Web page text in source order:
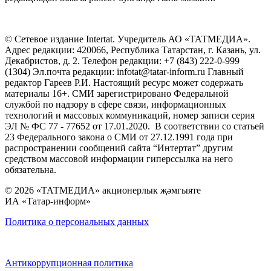
© Сетевое издание Intertat. Учредитель АО «ТАТМЕДИА».
Адрес редакции: 420066, Республика Татарстан, г. Казань, ул.
Декабристов, д. 2. Телефон редакции: +7 (843) 222-0-999
(1304) Эл.почта редакции: infotat@tatar-inform.ru Главный
редактор Гареев Р.И. Настоящий ресурс может содержать
материалы 16+. СМИ зарегистрировано Федеральной
службой по надзору в сфере связи, информационных
технологий и массовых коммуникаций, номер записи серия
ЭЛ № ФС 77 - 77652 от 17.01.2020. В соответствии со статьей
23 Федерального закона о СМИ от 27.12.1991 года при
распространении сообщений сайта “Интертат” другим
средством массовой информации гиперссылка на него
обязательна.
© 2026 «ТАТМЕДИА» акционерлык җәмгыяте
ИА «Татар-информ»
Политика о персональных данных
Антикоррупционная политика